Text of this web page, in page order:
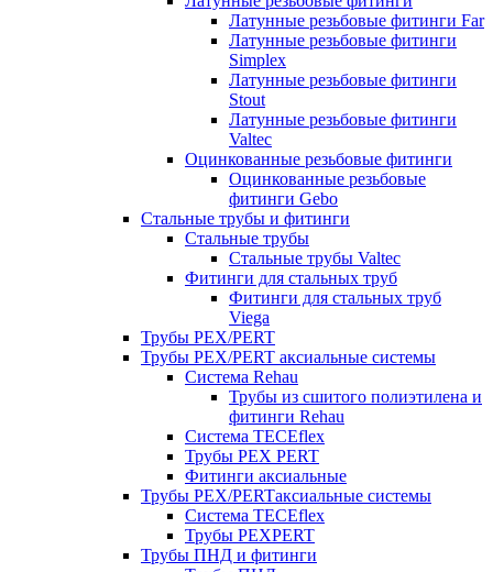
Латунные резьбовые фитинги Far
Латунные резьбовые фитинги
Simplex
Латунные резьбовые фитинги
Stout
Латунные резьбовые фитинги
Valtec
Оцинкованные резьбовые фитинги
Оцинкованные резьбовые
фитинги Gebo
Стальные трубы и фитинги
Стальные трубы
Стальные трубы Valtec
Фитинги для стальных труб
Фитинги для стальных труб
Viega
Трубы PEX/PERT
Трубы PEX/PERT аксиальные системы
Система Rehau
Трубы из сшитого полиэтилена и
фитинги Rehau
Система TECEflex
Трубы PEX PERT
Фитинги аксиальные
Трубы PEX/PERTаксиальные системы
Система TECEflex
Трубы PEXPERT
Трубы ПНД и фитинги